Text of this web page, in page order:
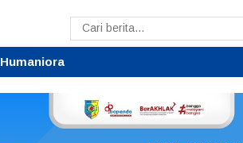
Humaniora